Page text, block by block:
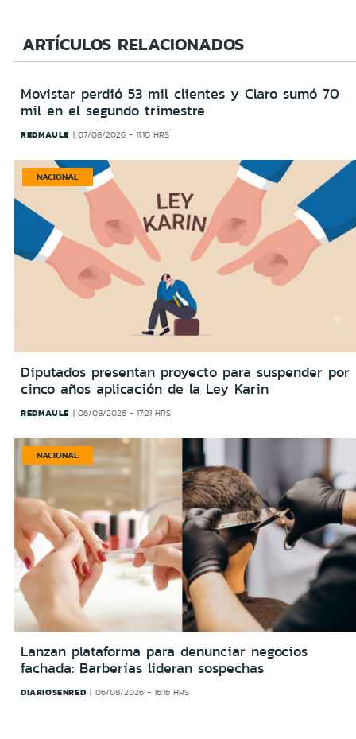
ARTÍCULOS RELACIONADOS
Movistar perdió 53 mil clientes y Claro sumó 70
mil en el segundo trimestre
REDMAULE 07/08/2026 - 11:10 HRS
NACIONAL
Diputados presentan proyecto para suspender por
cinco años aplicación de la Ley Karin
REDMAULE 06/08/2026 - 17:21 HRS
NACIONAL
Lanzan plataforma para denunciar negocios
fachada: Barberías lideran sospechas
DIARIOSENRED 06/08/2026 - 16:16 HRS